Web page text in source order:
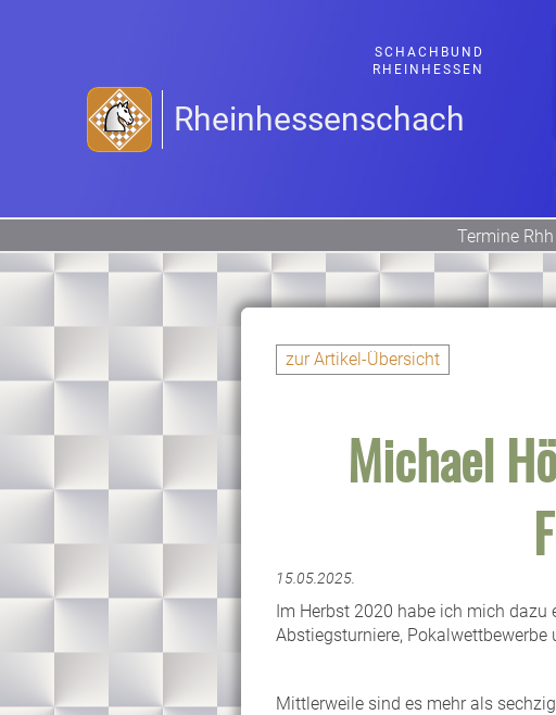
SCHACHBUND
RHEINHESSEN
Rheinhessenschach
Termine Rhh
zur Artikel-Übersicht
Michael
15.05.2025.
Im Herbst 2020 habe ich mich dazu
Abstiegsturniere,
Mittlerweile sind es mehr als